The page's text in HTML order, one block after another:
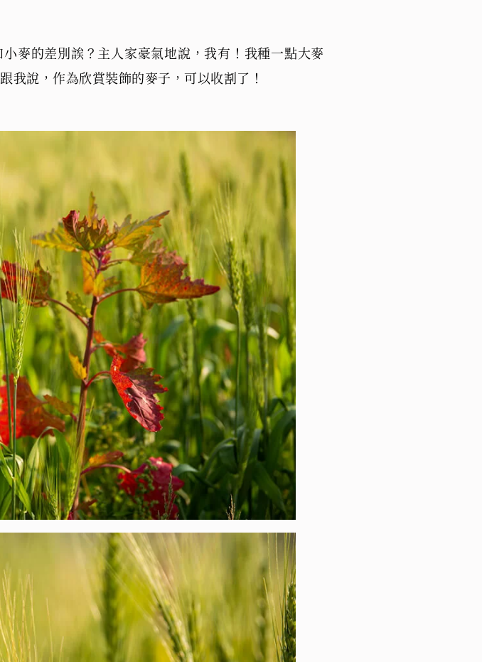
麥的差別誒？主人家豪氣地說，我有！我種一點大麥
我說，作為欣賞裝飾的麥子，可以收割了！